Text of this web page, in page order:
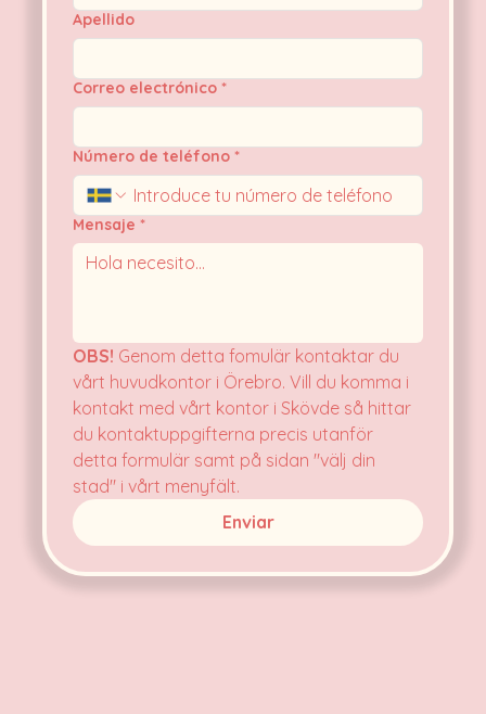
Apellido
Correo electrónico *
Número de teléfono *
Mensaje *
OBS! Genom detta fomulär kontaktar du
vårt huvudkontor i Örebro. Vill du komma i
kontakt med vårt kontor i Skövde så hittar
du kontaktuppgifterna precis utanför
detta formulär samt på sidan "välj din
stad" i vårt menyfält.
Enviar